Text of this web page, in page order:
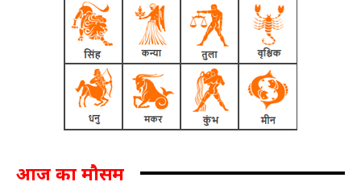
आज का मौसम